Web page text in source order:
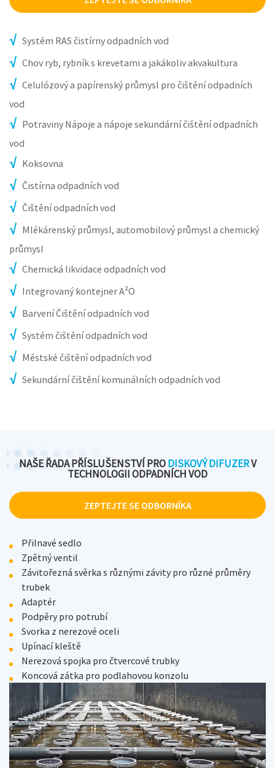
Systém RAS čistírny odpadních vod
Chov ryb, rybník s krevetami a jakákoliv akvakultura
Celulózový a papírenský průmysl pro čištění odpadních
vod
Potraviny Nápoje a nápoje sekundární čištění odpadních
vod
Koksovna
Čistírna odpadních vod
Čištění odpadních vod
Mlékárenský průmysl, automobilový průmysl a chemický
průmysl
Chemická likvidace odpadních vod
Integrovaný kontejner A²O
Barvení Čištění odpadních vod
Systém čištění odpadních vod
Městské čištění odpadních vod
Sekundární čištění komunálních odpadních vod
NAŠE ŘADA PŘÍSLUŠENSTVÍ PRODISKOVÝ DIFUZERV
TECHNOLOGII ODPADNÍCH VOD
ZEPTEJTE SE ODBORNÍKA
Přilnavé sedlo
Zpětný ventil
Závitořezná svěrka s různými závity pro různé průměry
trubek
Adaptér
Podpěry pro potrubí
Svorka z nerezové oceli
Upínací kleště
Nerezová spojka pro čtvercové trubky
Koncová zátka pro podlahovou konzolu